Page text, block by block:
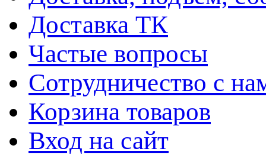
Доставка ТК
Частые вопросы
Сотрудничество с
Корзина товаров
Вход на сайт